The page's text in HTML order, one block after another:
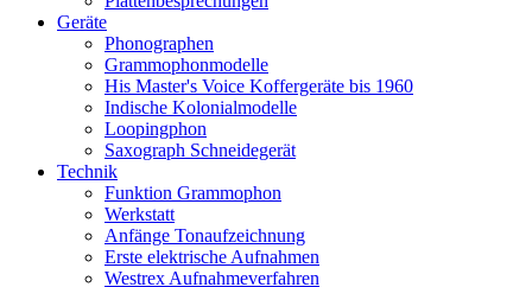
Geräte
Phonographen
Grammophonmodelle
His Master's Voice Koffergeräte bis 1960
Indische Kolonialmodelle
Loopingphon
Saxograph Schneidegerät
Technik
Funktion Grammophon
Werkstatt
Anfänge Tonaufzeichnung
Erste elektrische Aufnahmen
Westrex Aufnahmeverfahren